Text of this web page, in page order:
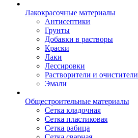
Лакокрасочные материалы
Антисептики
Грунты
Добавки в растворы
Краски
Лаки
Лессировки
Растворители и очистители
Эмали
Общестроительные материалы
Сетка кладочная
Сетка пластиковая
Сетка рабица